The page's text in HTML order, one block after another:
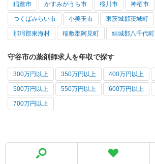
稲敷市 かすみがうら市 桜川市 神栖市
つくばみらい市 小美玉市 東茨城郡茨城町
那珂郡東海村 稲敷郡阿見町 結城郡八千代町
守谷市の薬剤師求人を年収で探す
300万円以上 350万円以上 400万円以上
500万円以上 550万円以上 600万円以上
700万円以上